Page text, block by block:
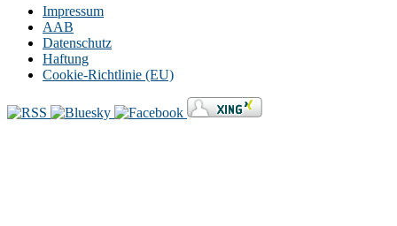
Impressum
AAB
Datenschutz
Haftung
Cookie-Richtlinie (EU)